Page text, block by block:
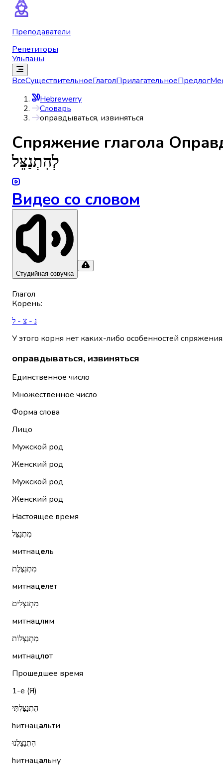
Преподаватели
Репетиторы
Ульпаны
ВсеСуществительноеГлаголПрилагательноеПредлог
Hebrewerry
Словарь
оправдываться, извиняться
Спряжениe глагола
לְהִתְנַצֵּל
Видео со словом
Студийная озвучка
Глагол
Корень:
נ - צ - ל
У этого корня нет каких-либо особенностей
оправдываться, извиняться
Единственное число
Множественное число
Форма слова
Лицо
Мужской род
Женский род
Мужской род
Женский род
Настоящее время
מִתְנַצֵּל
митнацель
מִתְנַצֶּלֶת
митнацелет
מִתְנַצְּלִים
митнацлим
מִתְנַצְּלוֹת
митнацлот
Прошедшее время
1-е (Я)
הִתְנַצַּלְתִּי
hитнацальти
הִתְנַצַּלְנוּ
hитнацальну